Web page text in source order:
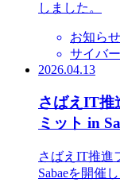
しました。
お知らせ
サイバ
2026.04.13
さばえIT推
ミット in
さばえIT推進
Sabaeを開催し